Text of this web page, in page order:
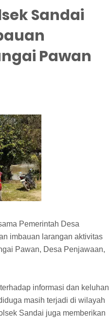
Sandai
Pawan
Pemerintah Desa
imbauan larangan aktivitas
Pawan, Desa Penjawaan,
informasi dan keluhan
masih terjadi di wilayah
Sandai juga memberikan